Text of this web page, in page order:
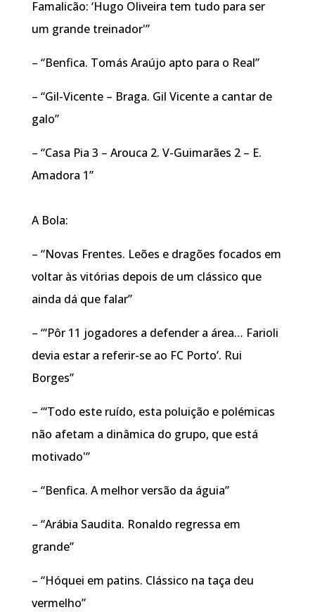
Famalicão: ‘Hugo Oliveira tem tudo para ser
um grande treinador'”
– “Benfica. Tomás Araújo apto para o Real”
– “Gil-Vicente – Braga. Gil Vicente a cantar de
galo”
– “Casa Pia 3 – Arouca 2. V-Guimarães 2 – E.
Amadora 1”
A Bola:
– “Novas Frentes. Leões e dragões focados em
voltar às vitórias depois de um clássico que
ainda dá que falar”
– “‘Pôr 11 jogadores a defender a área… Farioli
devia estar a referir-se ao FC Porto’. Rui
Borges”
– “‘Todo este ruído, esta poluição e polémicas
não afetam a dinâmica do grupo, que está
motivado'”
– “Benfica. A melhor versão da águia”
– “Arábia Saudita. Ronaldo regressa em
grande”
– “Hóquei em patins. Clássico na taça deu
vermelho”